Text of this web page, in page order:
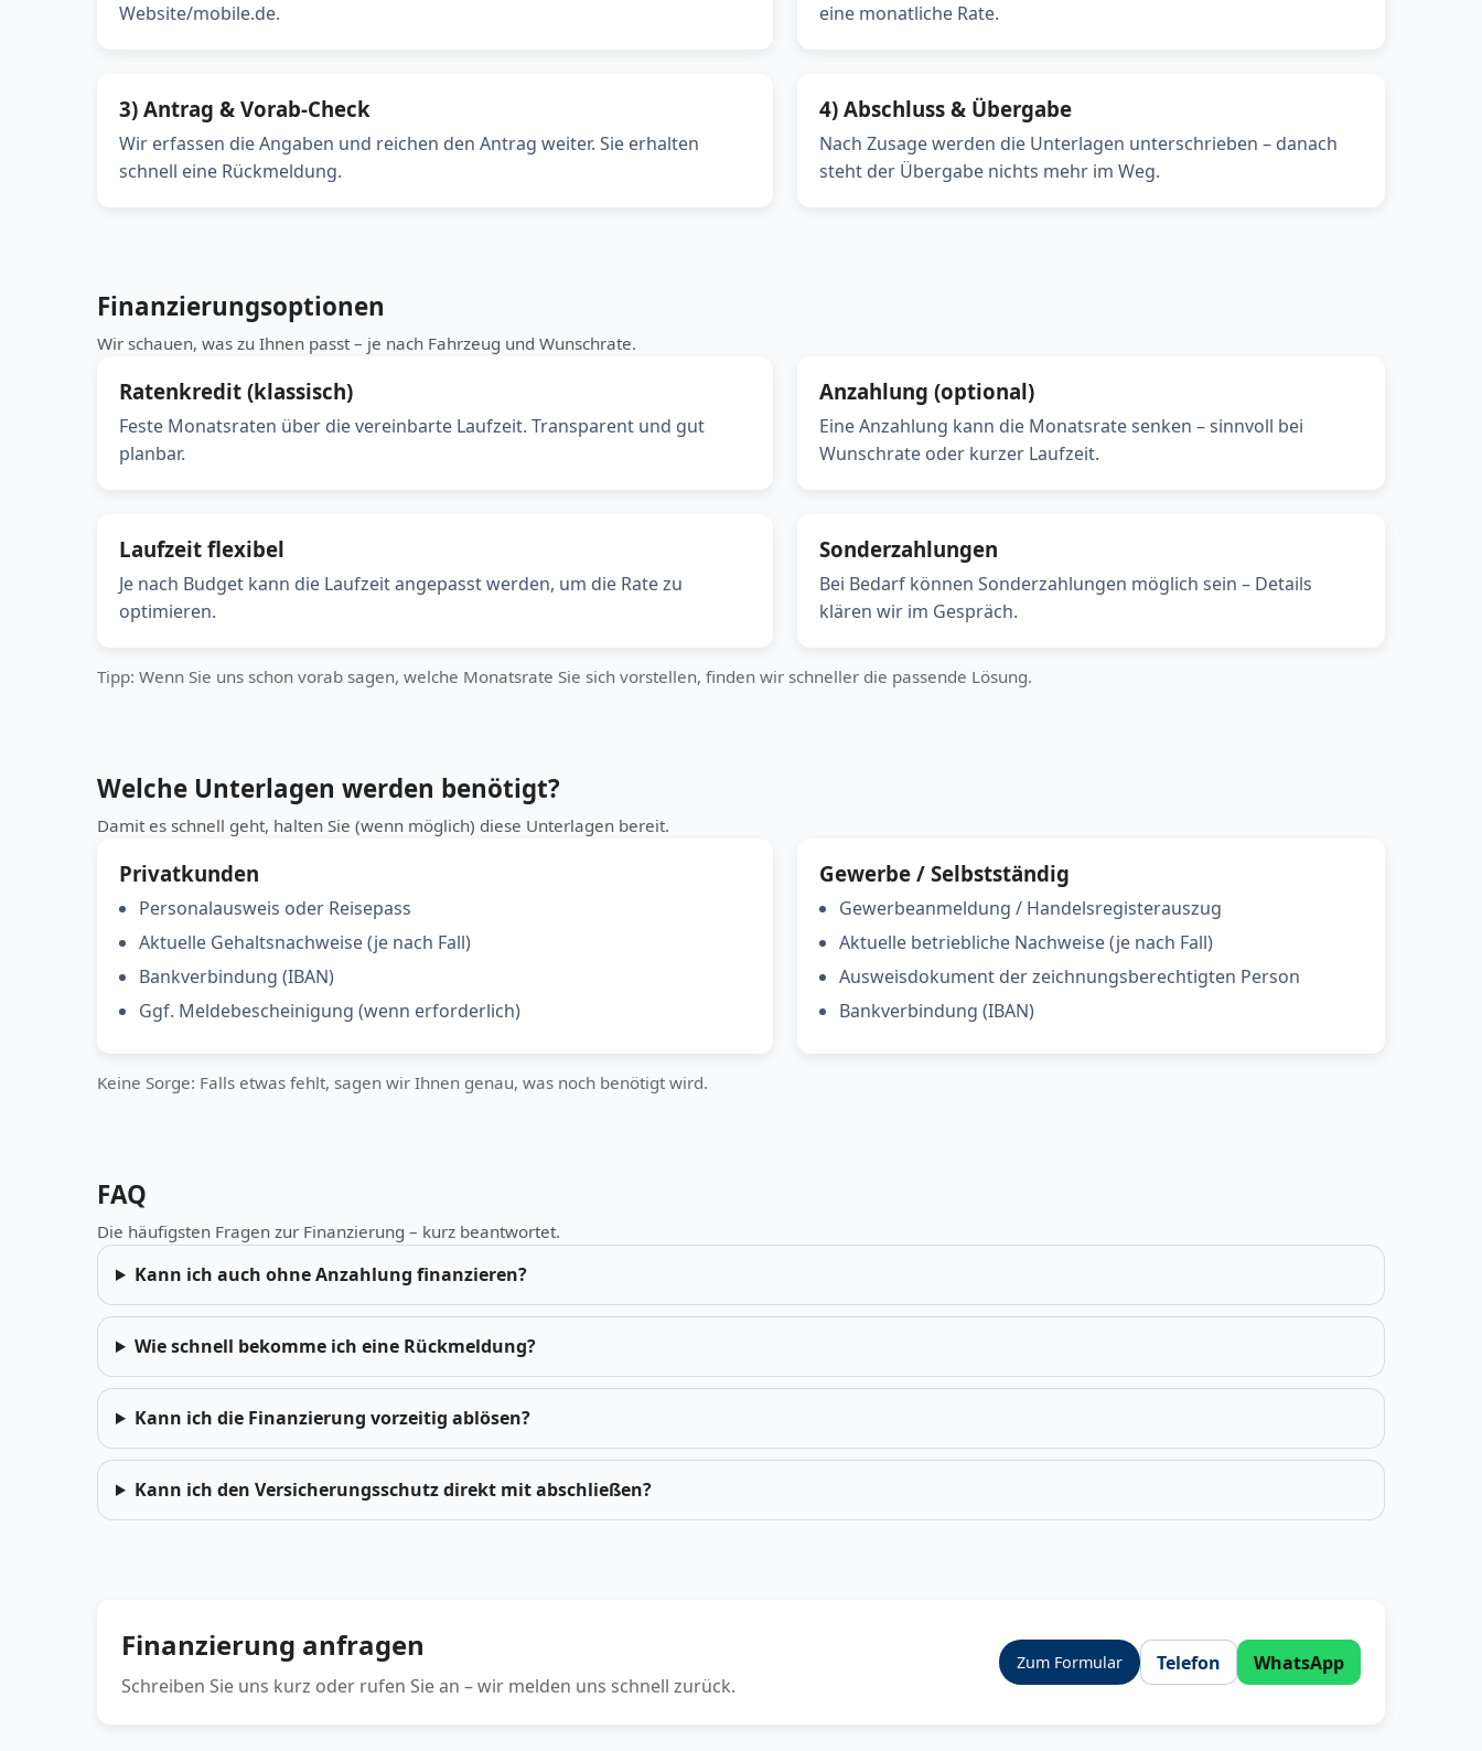
Website/mobile.de.
eine monatliche Rate.
3) Antrag & Vorab-Check
Wir erfassen die Angaben und reichen den Antrag weiter. Sie erhalten
schnell eine Rückmeldung.
4) Abschluss & Übergabe
Nach Zusage werden die Unterlagen unterschrieben – danach
steht der Übergabe nichts mehr im Weg.
Finanzierungsoptionen
Wir schauen, was zu Ihnen passt – je nach Fahrzeug und Wunschrate.
Ratenkredit (klassisch)
Feste Monatsraten über die vereinbarte Laufzeit. Transparent und gut
planbar.
Anzahlung (optional)
Eine Anzahlung kann die Monatsrate senken – sinnvoll bei
Wunschrate oder kurzer Laufzeit.
Laufzeit flexibel
Je nach Budget kann die Laufzeit angepasst werden, um die Rate zu
optimieren.
Sonderzahlungen
Bei Bedarf können Sonderzahlungen möglich sein – Details
klären wir im Gespräch.
Tipp: Wenn Sie uns schon vorab sagen, welche Monatsrate Sie sich vorstellen, finden wir schneller die passende Lösung.
Welche Unterlagen werden benötigt?
Damit es schnell geht, halten Sie (wenn möglich) diese Unterlagen bereit.
Privatkunden
Personalausweis oder Reisepass
Aktuelle Gehaltsnachweise (je nach Fall)
Bankverbindung (IBAN)
Ggf. Meldebescheinigung (wenn erforderlich)
Gewerbe / Selbstständig
Gewerbeanmeldung / Handelsregisterauszug
Aktuelle betriebliche Nachweise (je nach Fall)
Ausweisdokument der zeichnungsberechtigten Person
Bankverbindung (IBAN)
Keine Sorge: Falls etwas fehlt, sagen wir Ihnen genau, was noch benötigt wird.
FAQ
Die häufigsten Fragen zur Finanzierung – kurz beantwortet.
Kann ich auch ohne Anzahlung finanzieren?
Wie schnell bekomme ich eine Rückmeldung?
Kann ich die Finanzierung vorzeitig ablösen?
Kann ich den Versicherungsschutz direkt mit abschließen?
Finanzierung anfragen
Schreiben Sie uns kurz oder rufen Sie an – wir melden uns schnell zurück.
Zum Formular Telefon WhatsApp